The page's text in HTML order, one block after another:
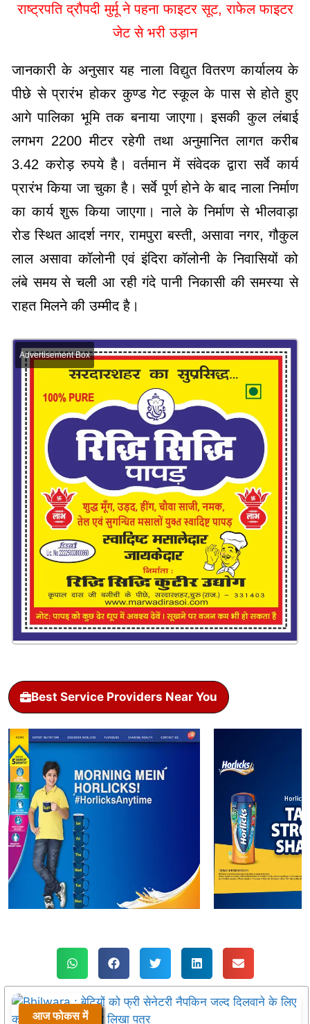
राष्ट्रपति द्रौपदी मुर्मू ने पहना फाइटर सूट, राफेल फाइटर
जेट से भरी उड़ान
जानकारी के अनुसार यह नाला विद्युत वितरण कार्यालय के
पीछे से प्रारंभ होकर कुण्ड गेट स्कूल के पास से होते हुए
आगे पालिका भूमि तक बनाया जाएगा। इसकी कुल लंबाई
लगभग 2200 मीटर रहेगी तथा अनुमानित लागत करीब
3.42 करोड़ रुपये है। वर्तमान में संवेदक द्वारा सर्वे कार्य
प्रारंभ किया जा चुका है। सर्वे पूर्ण होने के बाद नाला निर्माण
का कार्य शुरू किया जाएगा। नाले के निर्माण से भीलवाड़ा
रोड स्थित आदर्श नगर, रामपुरा बस्ती, असावा नगर, गौकुल
लाल असावा कॉलोनी एवं इंदिरा कॉलोनी के निवासियों को
लंबे समय से चली आ रही गंदे पानी निकासी की समस्या से
राहत मिलने की उम्मीद है।
Advertisement Box
Best Service Providers Near You
आज फोकस में